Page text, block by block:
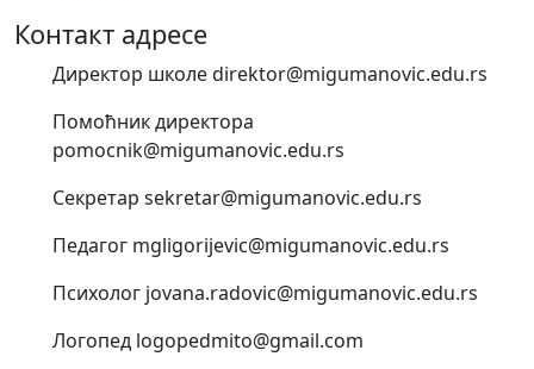
Контакт адресе
Директор школе direktor@migumanovic.edu.rs
Помоћник директора
pomocnik@migumanovic.edu.rs
Секретар sekretar@migumanovic.edu.rs
Педагог mgligorijevic@migumanovic.edu.rs
Психолог jovana.radovic@migumanovic.edu.rs
Логопед logopedmito@gmail.com